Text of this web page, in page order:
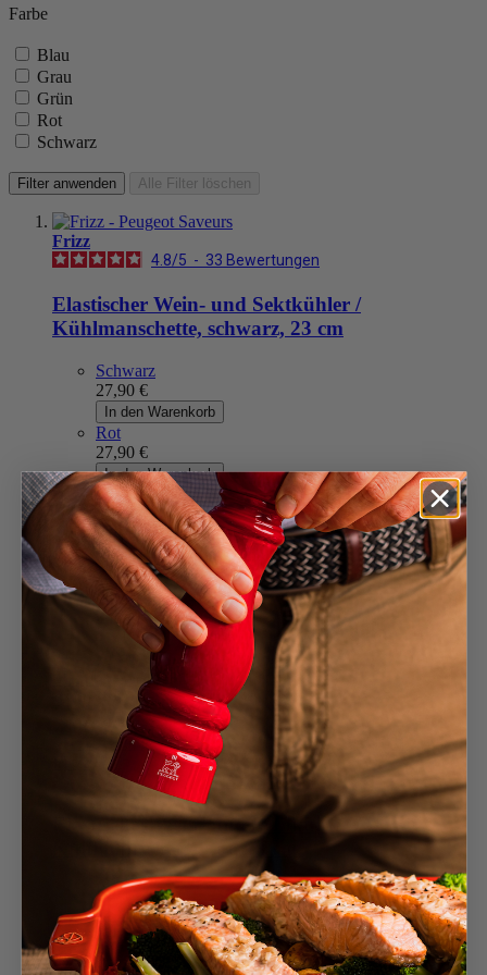
Farbe
Blau
Grau
Grün
Rot
Schwarz
Filter anwenden Alle Filter löschen
Frizz
4.8/5 - 33 Bewertungen
Elastischer Wein- und Sektkühler /
Kühlmanschette, schwarz, 23 cm
Schwarz
27,90 €
In den Warenkorb
Rot
27,90 €
In den Warenkorb
Grau
27,90 €
In den Warenkorb
Rauchblau
27,90 €
(Bald verfügbar)
Olivgrün
27,90 €
In den Warenkorb
Weniger gucken
In den Warenkorb
4.8/5 33 Bewertungen
Elastischer Wein- und Sektkühler /
Kühlmanschette, rot, 23 cm
Rot
27,90 €
In den Warenkorb
Schwarz